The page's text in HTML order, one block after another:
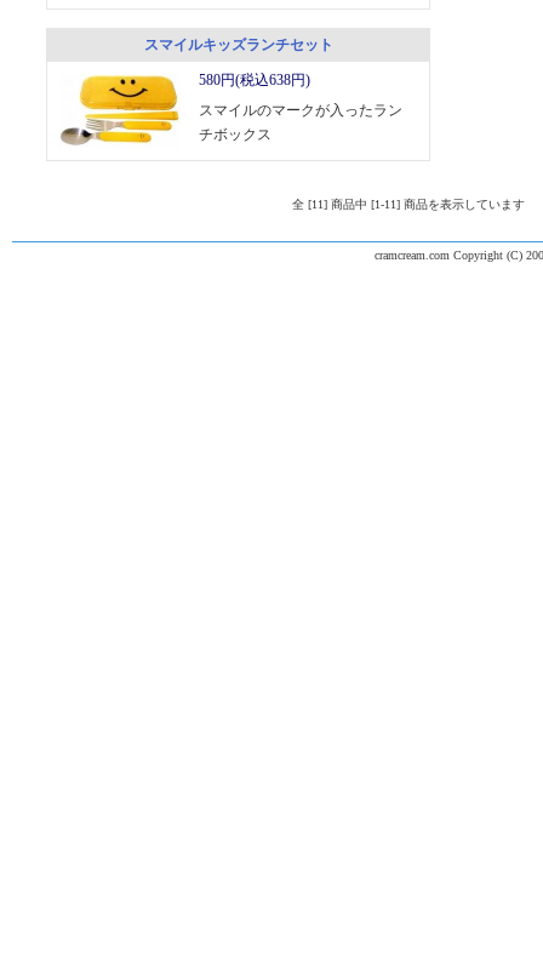
スマイルキッズランチセット
580円(税込638円)
スマイルのマークが入ったラン
チボックス
全 [11] 商品中 [1-11] 商品を表示しています
cramcream.com Copyright (C)